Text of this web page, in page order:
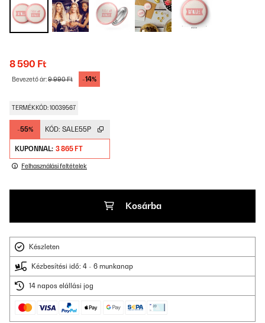
8 590 Ft
Bevezető ár:9 990 Ft -14%
TERMÉKKÓD: 10039567
-55% KÓD: SALE55P
KUPONNAL: 3 865 FT
Felhasználási feltételek
Kosárba
Készleten
Kézbesítési idő: 4 - 6 munkanap
14 napos elállási jog